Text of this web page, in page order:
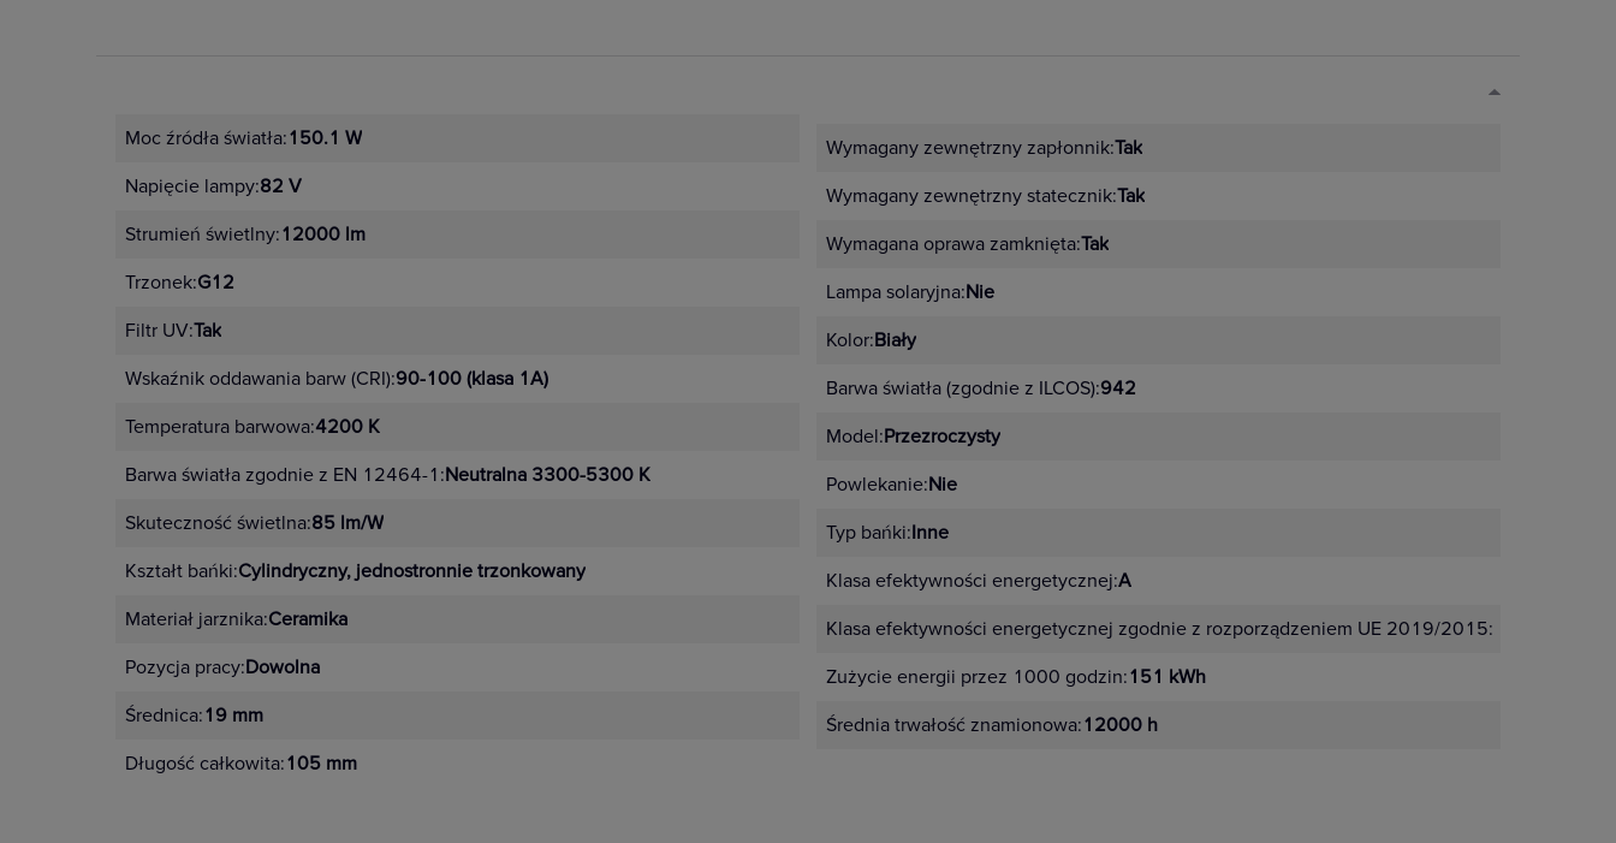
Moc źródła światła:150.1 W
Napięcie lampy:82 V
Strumień świetlny:12000 lm
Trzonek:G12
Filtr UV:Tak
Wskaźnik oddawania barw (CRI):90-100 (klasa 1A)
Temperatura barwowa:4200 K
Barwa światła zgodnie z EN 12464-1:Neutralna 3300-5300 K
Skuteczność świetlna:85 lm/W
Kształt bańki:Cylindryczny, jednostronnie trzonkowany
Materiał jarznika:Ceramika
Pozycja pracy:Dowolna
Średnica:19 mm
Długość całkowita:105 mm
Wymagany zewnętrzny zapłonnik:Tak
Wymagany zewnętrzny statecznik:Tak
Wymagana oprawa zamknięta:Tak
Lampa solaryjna:Nie
Kolor:Biały
Barwa światła (zgodnie z ILCOS):942
Model:Przezroczysty
Powlekanie:Nie
Typ bańki:Inne
Klasa efektywności energetycznej:A
Klasa efektywności energetycznej zgodnie z rozporządzeniem UE 2019/2015:G
Zużycie energii przez 1000 godzin:151 kWh
Średnia trwałość znamionowa:12000 h